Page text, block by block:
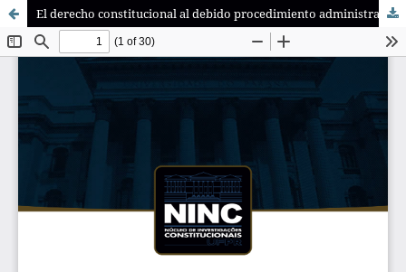
El derecho constitucional al debido procedimiento administrativo en la ley del procedimiento administrativo general de la República del Perú